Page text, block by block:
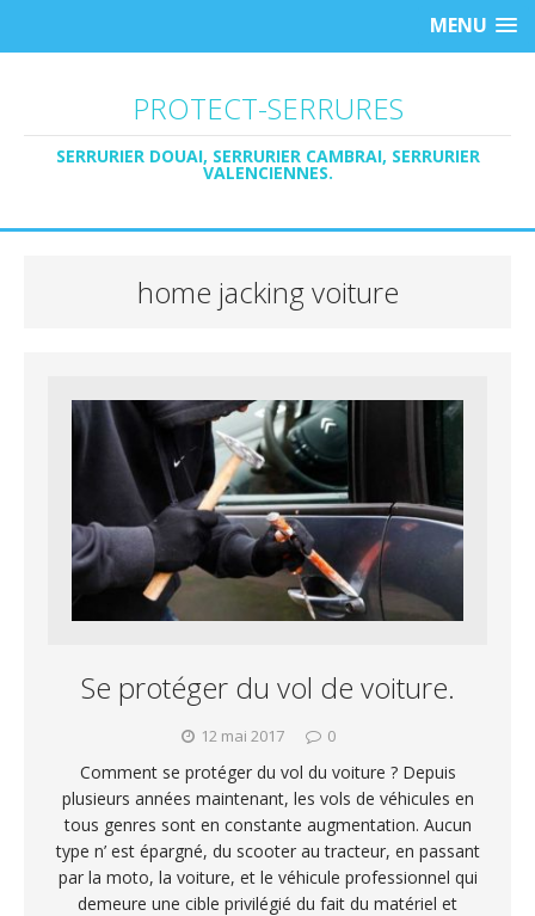
MENU
PROTECT-SERRURES
SERRURIER DOUAI, SERRURIER CAMBRAI, SERRURIER
VALENCIENNES.
home jacking voiture
Se protéger du vol de voiture.
12 mai 2017 0
Comment se protéger du vol du voiture ? Depuis
plusieurs années maintenant, les vols de véhicules en
tous genres sont en constante augmentation. Aucun
type n’ est épargné, du scooter au tracteur, en passant
par la moto, la voiture, et le véhicule professionnel qui
demeure une cible privilégié du fait du matériel et